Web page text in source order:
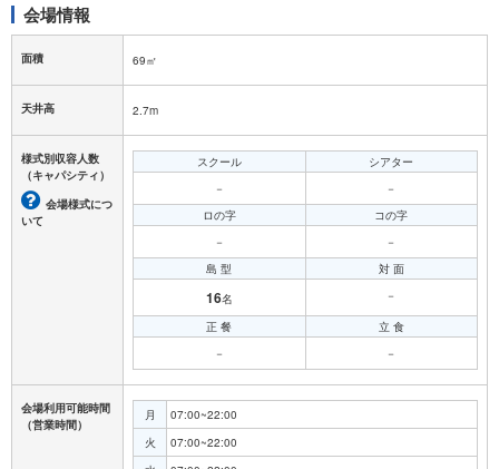
会場情報
面積 69㎡
天井高 2.7m
様式別収容人数
（キャパシティ）
会場様式につ
いて
スクール
－
シアター
－
ロの字
－
コの字
－
島 型
16名
対 面
－
正 餐
－
立 食
－
会場利用可能時間
（営業時間）
月
07:00~22:00
火
07:00~22:00